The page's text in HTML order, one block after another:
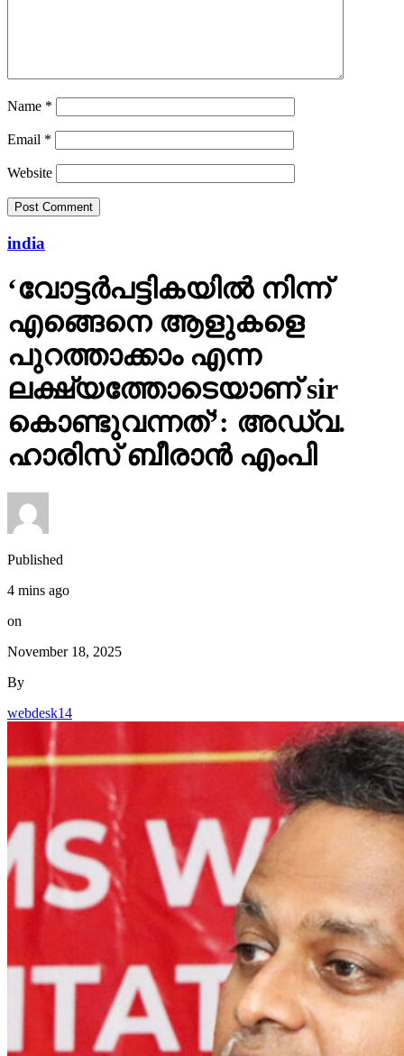
Name *
Email *
Website
india
‘വോട്ടര്‍പട്ടികയില്‍ നിന്ന്
എങ്ങെനെ ആളുകളെ
പുറത്താക്കാം എന്ന
ലക്ഷ്യത്തോടെയാണ് sir
കൊണ്ടുവന്നത്’: അഡ്വ.
ഹാരിസ് ബീരാൻ എംപി
Published
4 mins ago
on
November 18, 2025
By
webdesk14